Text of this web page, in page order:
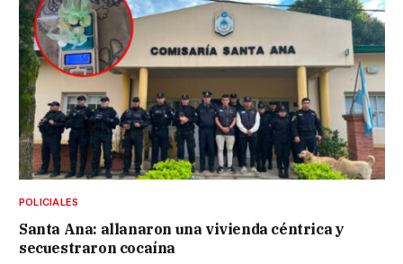
POLICIALES
Santa Ana: allanaron una vivienda céntrica y
secuestraron cocaína